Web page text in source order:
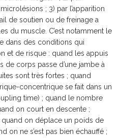
; 3) par l’apparition
de soutien ou de freinage a
du muscle. C’est notamment le
dans des conditions qui
et de risque : quand les appuis
corps passe d’une jambe à
sont très fortes ; quand
concentrique se fait dans un
time) ; quand le nombre
on court en descente ;
on déplace un poids de
on ne s’est pas bien échauffé ;